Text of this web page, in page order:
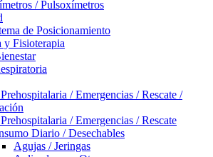
/ Pulsoxímetros
de Posicionamiento
y Fisioterapia
/ Emergencias / Rescate /
/ Emergencias / Rescate
Diario / Desechables
Agujas / Jeringas